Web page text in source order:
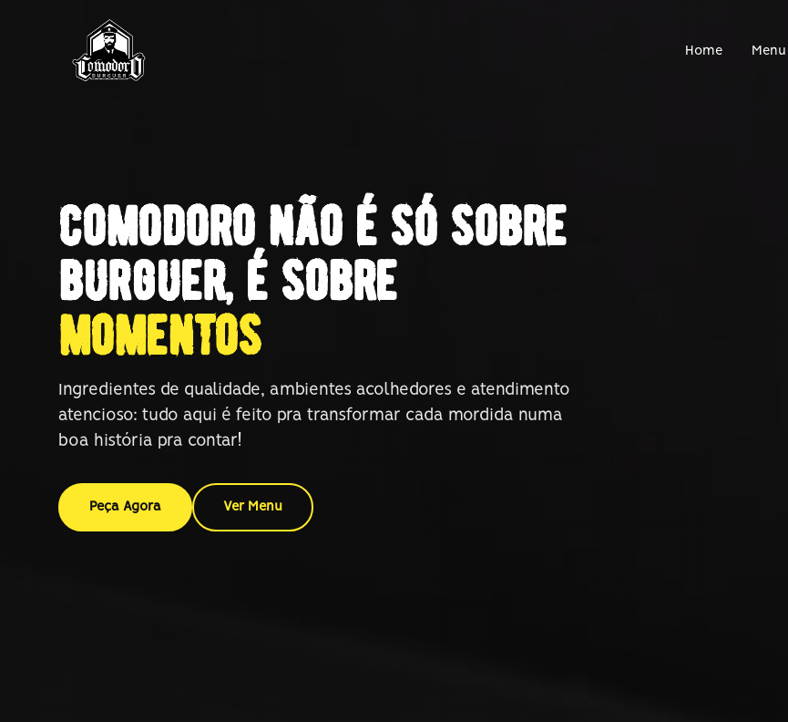
Home Menu
comodoro não é só sobre
burguer, é sobre
momentos
Ingredientes de qualidade, ambientes acolhedores e atendimento
atencioso: tudo aqui é feito pra transformar cada mordida numa
boa história pra contar!
Peça Agora Ver Menu